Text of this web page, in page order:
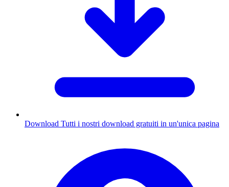
Download Tutti i nostri download gratuiti in un'unica pagina